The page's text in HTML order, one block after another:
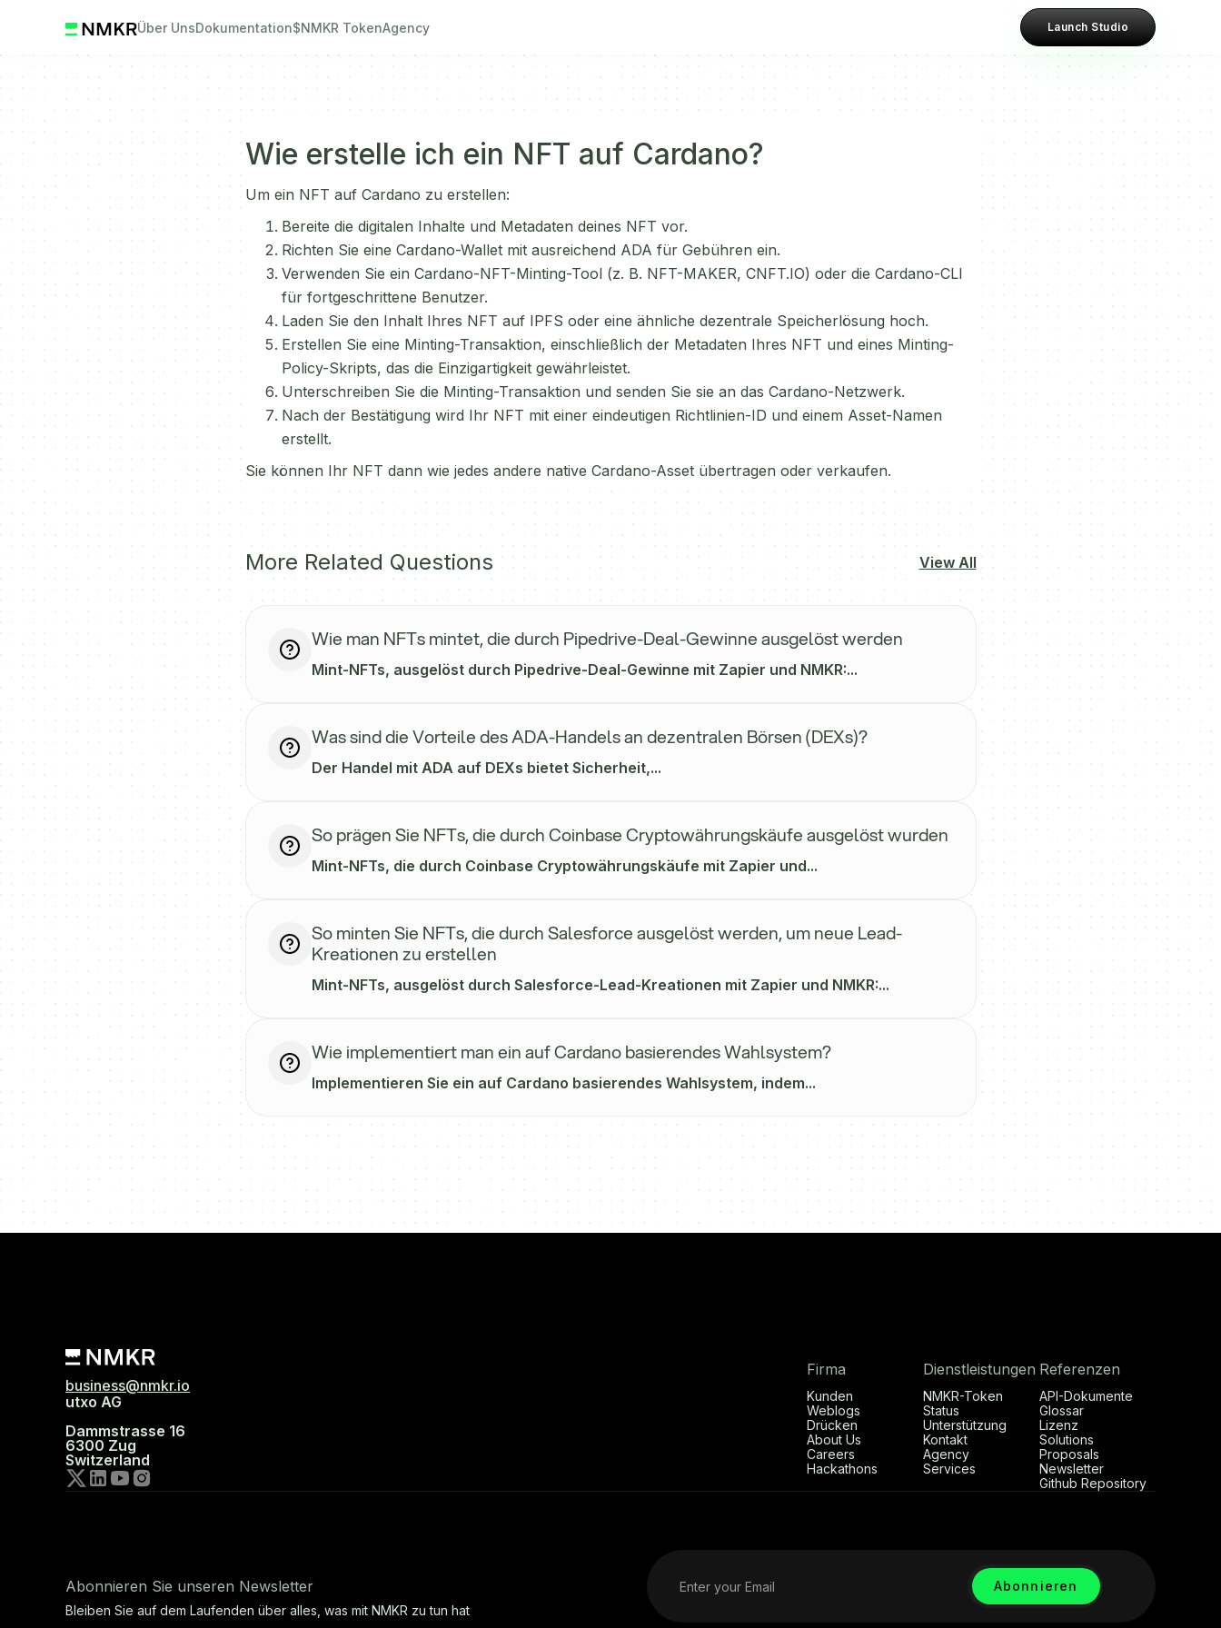
Über UnsDokumentation$NMKR TokenAgency Launch Studio
Wie erstelle ich ein NFT auf Cardano?
Um ein NFT auf Cardano zu erstellen:
Bereite die digitalen Inhalte und Metadaten deines NFT vor.
Richten Sie eine Cardano-Wallet mit ausreichend ADA für Gebühren ein.
Verwenden Sie ein Cardano-NFT-Minting-Tool (z. B. NFT-MAKER, CNFT.IO) oder die Cardano-CLI
für fortgeschrittene Benutzer.
Laden Sie den Inhalt Ihres NFT auf IPFS oder eine ähnliche dezentrale Speicherlösung hoch.
Erstellen Sie eine Minting-Transaktion, einschließlich der Metadaten Ihres NFT und eines Minting-
Policy-Skripts, das die Einzigartigkeit gewährleistet.
Unterschreiben Sie die Minting-Transaktion und senden Sie sie an das Cardano-Netzwerk.
Nach der Bestätigung wird Ihr NFT mit einer eindeutigen Richtlinien-ID und einem Asset-Namen
erstellt.
Sie können Ihr NFT dann wie jedes andere native Cardano-Asset übertragen oder verkaufen.
More Related Questions View All
Wie man NFTs mintet, die durch Pipedrive-Deal-Gewinne ausgelöst werden
Mint-NFTs, ausgelöst durch Pipedrive-Deal-Gewinne mit Zapier und NMKR:...
Was sind die Vorteile des ADA-Handels an dezentralen Börsen (DEXs)?
Der Handel mit ADA auf DEXs bietet Sicherheit,...
So prägen Sie NFTs, die durch Coinbase Cryptowährungskäufe ausgelöst wurden
Mint-NFTs, die durch Coinbase Cryptowährungskäufe mit Zapier und...
So minten Sie NFTs, die durch Salesforce ausgelöst werden, um neue Lead-
Kreationen zu erstellen
Mint-NFTs, ausgelöst durch Salesforce-Lead-Kreationen mit Zapier und NMKR:...
Wie implementiert man ein auf Cardano basierendes Wahlsystem?
Implementieren Sie ein auf Cardano basierendes Wahlsystem, indem...
business@nmkr.io
utxo AG
Dammstrasse 16
6300 Zug
Switzerland
Firma
Kunden
Weblogs
Drücken
About Us
Careers
Hackathons
Dienstleistungen
NMKR-Token
Status
Unterstützung
Kontakt
Agency
Services
Referenzen
API-Dokumente
Glossar
Lizenz
Solutions
Proposals
Newsletter
Github Repository
Abonnieren Sie unseren Newsletter
Bleiben Sie auf dem Laufenden über alles, was mit NMKR zu tun hat